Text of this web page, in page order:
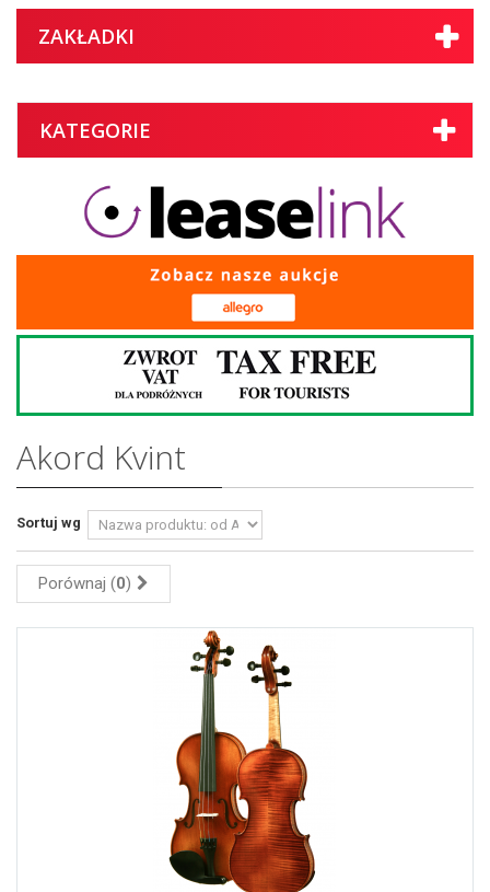
ZAKŁADKI
KATEGORIE
Akord Kvint
Sortuj wg
Porównaj (0)